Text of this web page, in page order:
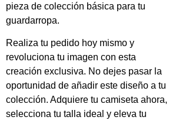
pieza de colección básica para tu
guardarropa.
Realiza tu pedido hoy mismo y
revoluciona tu imagen con esta
creación exclusiva. No dejes pasar la
oportunidad de añadir este diseño a tu
colección. Adquiere tu camiseta ahora,
selecciona tu talla ideal y eleva tu